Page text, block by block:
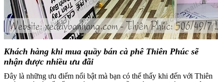
Khách hàng khi mua quầy bán cà phê Thiên Phúc sẽ
nhận được nhiều ưu đãi
Đây là những ưu điểm nổi bật mà bạn có thể thấy khi đến với Thiên